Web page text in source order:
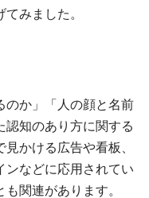
みました。
のか」「人の顔と名前
認知のあり方に関する
かける広告や看板、
ンなどに応用されてい
関連があります。